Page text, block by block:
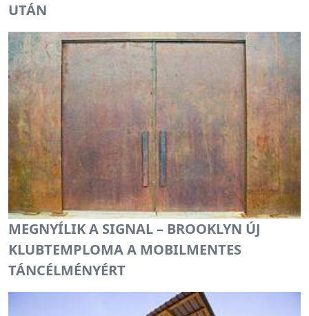
UTÁN
MEGNYÍLIK A SIGNAL – BROOKLYN ÚJ
KLUBTEMPLOMA A MOBILMENTES
TÁNCÉLMÉNYÉRT